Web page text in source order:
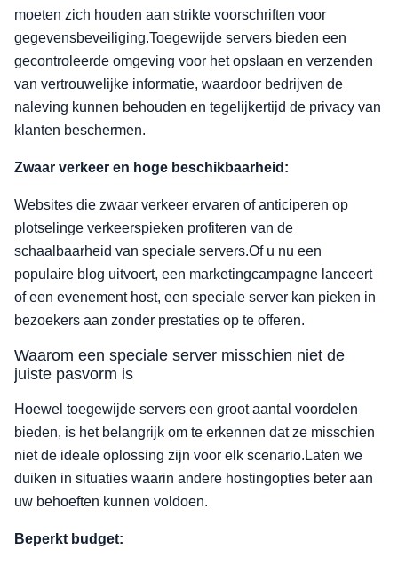
moeten zich houden aan strikte voorschriften voor
gegevensbeveiliging.Toegewijde servers bieden een
gecontroleerde omgeving voor het opslaan en verzenden
van vertrouwelijke informatie, waardoor bedrijven de
naleving kunnen behouden en tegelijkertijd de privacy van
klanten beschermen.
Zwaar verkeer en hoge beschikbaarheid:
Websites die zwaar verkeer ervaren of anticiperen op
plotselinge verkeerspieken profiteren van de
schaalbaarheid van speciale servers.Of u nu een
populaire blog uitvoert, een marketingcampagne lanceert
of een evenement host, een speciale server kan pieken in
bezoekers aan zonder prestaties op te offeren.
Waarom een speciale server misschien niet de
juiste pasvorm is
Hoewel toegewijde servers een groot aantal voordelen
bieden, is het belangrijk om te erkennen dat ze misschien
niet de ideale oplossing zijn voor elk scenario.Laten we
duiken in situaties waarin andere hostingopties beter aan
uw behoeften kunnen voldoen.
Beperkt budget: